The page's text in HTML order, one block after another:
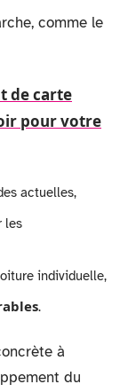
comme le
de carte
pour votre
actuelles,
les
individuelle,
.
à
du